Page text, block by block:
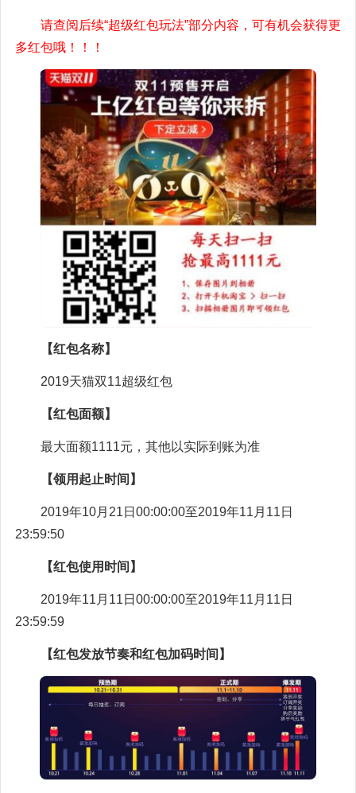
请查阅后续“超级红包玩法”部分内容，可有机会获得更
多红包哦！！！
【红包名称】
2019天猫双11超级红包
【红包面额】
最大面额1111元，其他以实际到账为准
【领用起止时间】
2019年10月21日00:00:00至2019年11月11日
23:59:50
【红包使用时间】
2019年11月11日00:00:00至2019年11月11日
23:59:59
【红包发放节奏和红包加码时间】